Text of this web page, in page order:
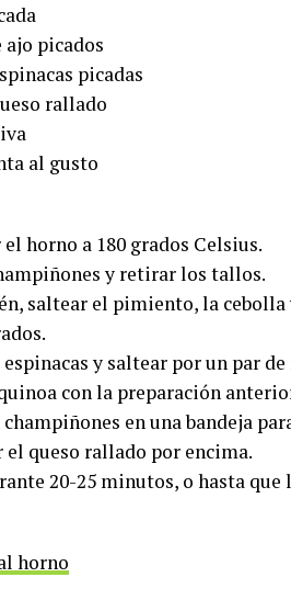
ajo picados
picadas
rallado
al gusto
el horno a 180 grados Celsius.
y retirar los tallos.
saltear el pimiento, la
espinacas y saltear por un par
con la preparación
en una bandeja
el queso rallado por encima.
20-25 minutos, o hasta
horno